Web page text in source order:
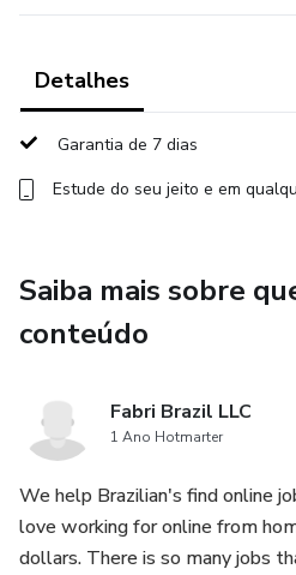
Detalhes
Garantia de 7 dias
Estude do seu jeito e em
Saiba mais sobre
conteúdo
Fabri Brazil LLC
1 Ano Hotmarter
We help Brazilian's find online
love working for online from
dollars. There is so many jobs